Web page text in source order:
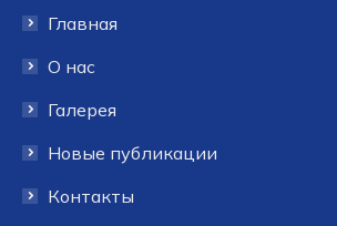
новом
окне
новом
окне
новом
Главная
О нас
Галерея
Новые публикации
Контакты